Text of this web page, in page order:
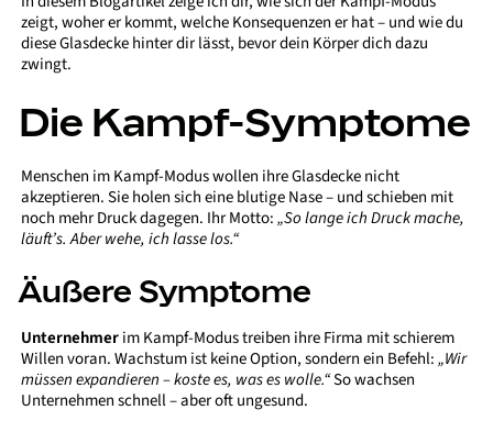
zeigt, woher er kommt, welche Konsequenzen er hat – und wie du
diese Glasdecke hinter dir lässt, bevor dein Körper dich dazu
zwingt.
Die Kampf-Symptome
Menschen im Kampf-Modus wollen ihre Glasdecke nicht
akzeptieren. Sie holen sich eine blutige Nase – und schieben mit
noch mehr Druck dagegen. Ihr Motto:„So lange ich Druck mache,
läuft’s. Aber wehe, ich lasse los.“
Äußere Symptome
Unternehmerim Kampf-Modus treiben ihre Firma mit schierem
Willen voran. Wachstum ist keine Option, sondern ein Befehl:„Wir
müssen expandieren – koste es, was es wolle.“So wachsen
Unternehmen schnell – aber oft ungesund.